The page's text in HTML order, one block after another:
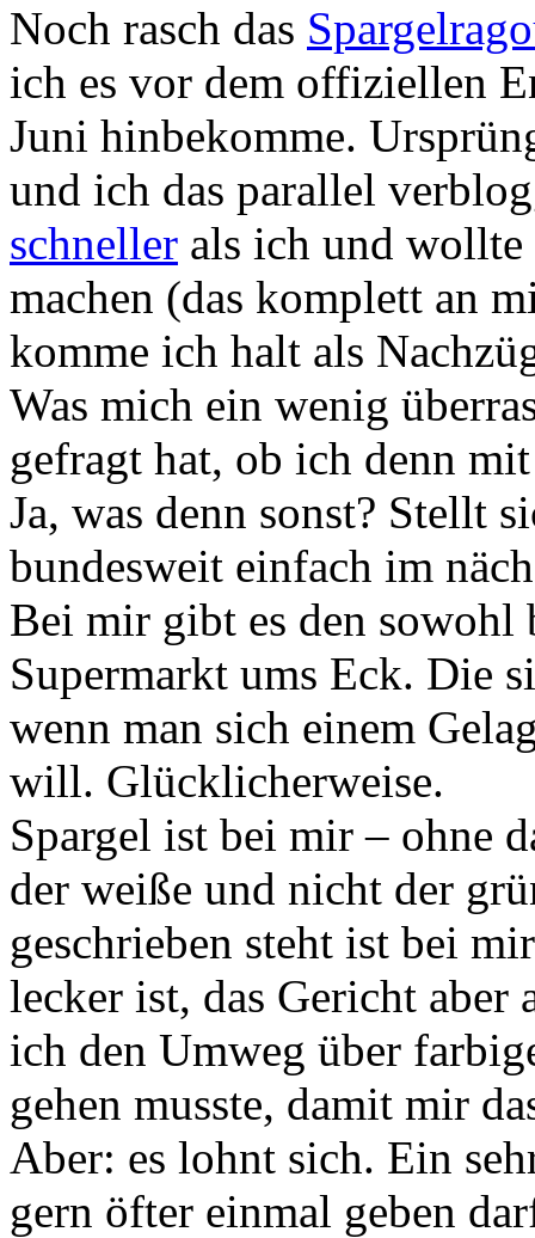
Noch rasch das
ich es vor dem offiziellen
Juni hinbekomme.
und ich das parallel
schneller als ich und
machen (das komplett an
komme ich halt als
Was mich ein wenig
gefragt hat, ob ich denn
Ja, was denn sonst? Stellt
bundesweit einfach im
Bei mir gibt es den sowohl
Supermarkt ums Eck. Die
wenn man sich einem
will. Glücklicherweise.
Spargel ist bei mir – ohne
der weiße und nicht der
geschrieben steht ist bei
lecker ist, das Gericht aber
ich den Umweg über
gehen musste, damit mir
Aber: es lohnt sich. Ein
gern öfter einmal geben